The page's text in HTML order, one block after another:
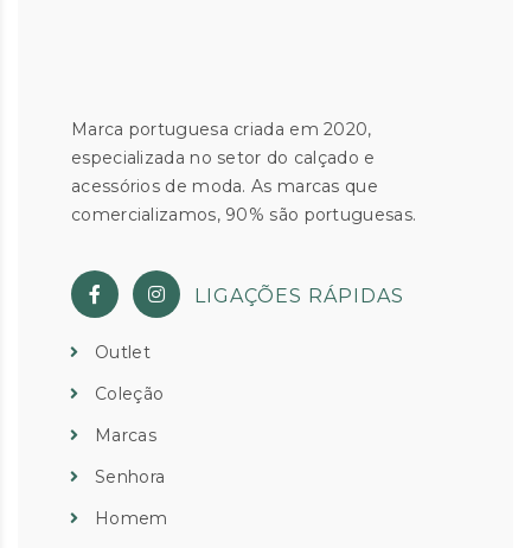
Marca portuguesa criada em 2020,
especializada no setor do calçado e
acessórios de moda. As marcas que
comercializamos, 90% são portuguesas.
LIGAÇÕES RÁPIDAS
Outlet
Coleção
Marcas
Senhora
Homem